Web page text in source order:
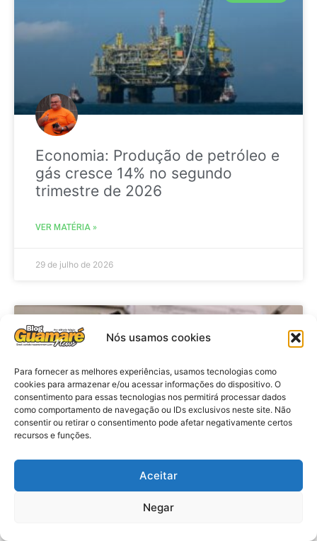
Nós usamos cookies
Para fornecer as melhores experiências, usamos tecnologias como
cookies para armazenar e/ou acessar informações do dispositivo. O
consentimento para essas tecnologias nos permitirá processar dados
como comportamento de navegação ou IDs exclusivos neste site. Não
consentir ou retirar o consentimento pode afetar negativamente certos
recursos e funções.
Aceitar
Negar
Economia: Produção de petróleo e
gás cresce 14% no segundo
trimestre de 2026
VER MATÉRIA »
29 de julho de 2026
Economia: Prazo de adesão ao
Programa Desenrola 2.0 é